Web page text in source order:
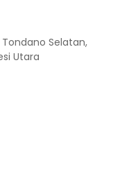
Selatan,
Utara